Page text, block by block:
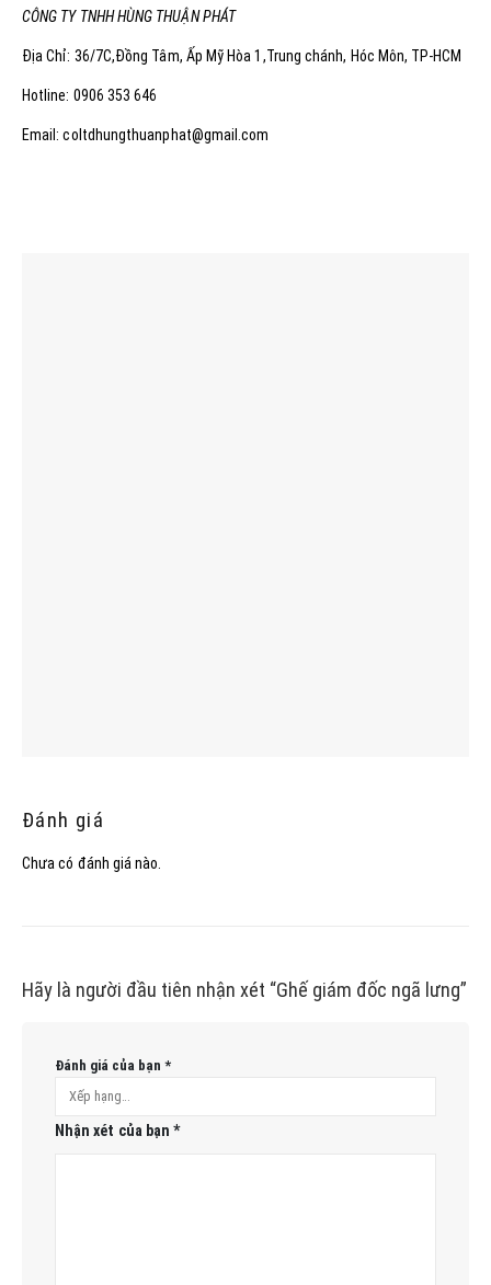
CÔNG TY TNHH HÙNG THUẬN PHÁT
Địa Chỉ: 36/7C,Đồng Tâm, Ấp Mỹ Hòa 1,Trung chánh, Hóc Môn, TP-HCM
Hotline: 0906 353 646
Email: coltdhungthuanphat@gmail.com
Đánh giá
Chưa có đánh giá nào.
Hãy là người đầu tiên nhận xét “Ghế giám đốc ngã lưng”
Đánh giá của bạn *
Nhận xét của bạn*